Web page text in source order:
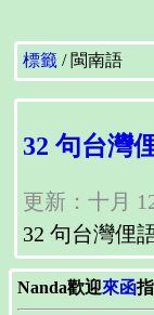
標籤 閩南語
32 句台灣
更新：十月
32 句台灣俚
Nanda歡迎來函